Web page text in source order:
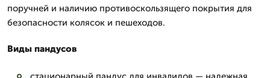
поручней и наличию противоскользящего покрытия для
безопасности колясок и пешеходов.
Виды пандусов